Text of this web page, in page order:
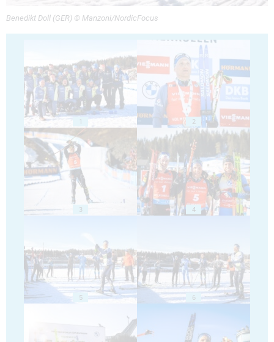
Benedikt Doll (GER) © Manzoni/NordicFocus
1 2
3 4
5 6